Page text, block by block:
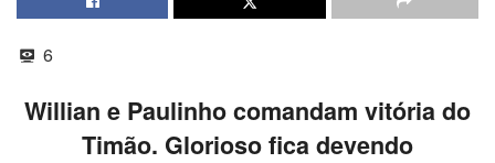
6
Willian e Paulinho comandam vitória do
Timão. Glorioso fica devendo